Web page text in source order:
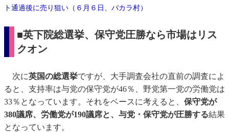
ト通過後に売り狙い（６月６日、バカラ村）
■英下院総選挙、保守党圧勝なら市場はリス
クオン
次に英国の総選挙ですが、大手調査会社の直前の調査によ
ると、支持率は与党の保守党が46％、野党第一党の労働党は
33％となっています。それをベースに考えると、 保守党が
380議席、労働党が190議席と、与党・保守党が圧勝する結果
となっています。